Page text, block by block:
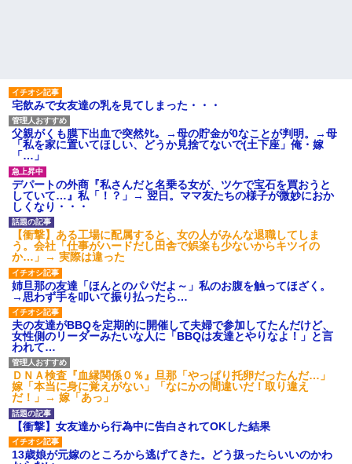
宅飲みで女友達の乳を見てしまった・・・
父親がくも膜下出血で突然ﾀﾋ。→母の貯金が0なことが判明。→母
「私を家に置いてほしい、どうか見捨てないで(土下座」俺・嫁
「…」
デパートの外商『私さんだと名乗る女が、ツケで宝石を買おうと
していて…』私「！？」→ 翌日。ママ友たちの様子が微妙におか
しくなり・・・
【衝撃】ある工場に配属すると、女の人がみんな退職してしま
う。会社「仕事がハードだし田舎で娯楽も少ないからキツイの
か…」→ 実際は違った
姉旦那の友達「ほんとのパパだよ～」私のお腹を触ってほざく。
→思わず手を叩いて振り払ったら…
夫の友達がBBQを定期的に開催して夫婦で参加してたんだけど、
女性側のリーダーみたいな人に「BBQは友達とやりなよ！」と言
われて…
ＤＮＡ検査『血縁関係０％』旦那「やっぱり托卵だったんだ…」
嫁「本当に身に覚えがない」「なにかの間違いだ！取り違え
だ！」→ 嫁「あっ」
【衝撃】女友達から行為中に告白されてOKした結果
13歳娘が元嫁のところから逃げてきた。どう扱ったらいいのかわ